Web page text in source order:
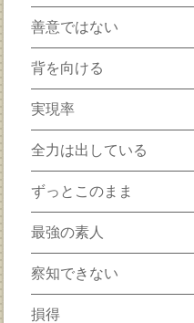
善意ではない
背を向ける
実現率
全力は出している
ずっとこのまま
最強の素人
察知できない
損得